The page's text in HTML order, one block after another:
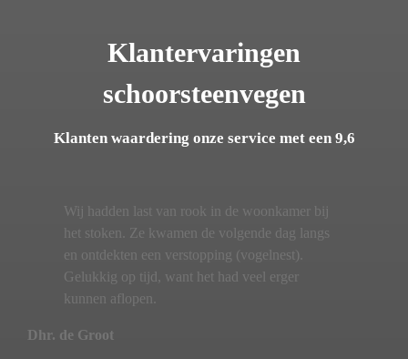
Klantervaringen
schoorsteenvegen
Klanten waardering onze service met een 9,6
Wij hadden last van rook in de woonkamer bij
het stoken. Ze kwamen de volgende dag langs
en ontdekten een verstopping (vogelnest).
Gelukkig op tijd, want het had veel erger
kunnen aflopen.
Dhr. de Groot